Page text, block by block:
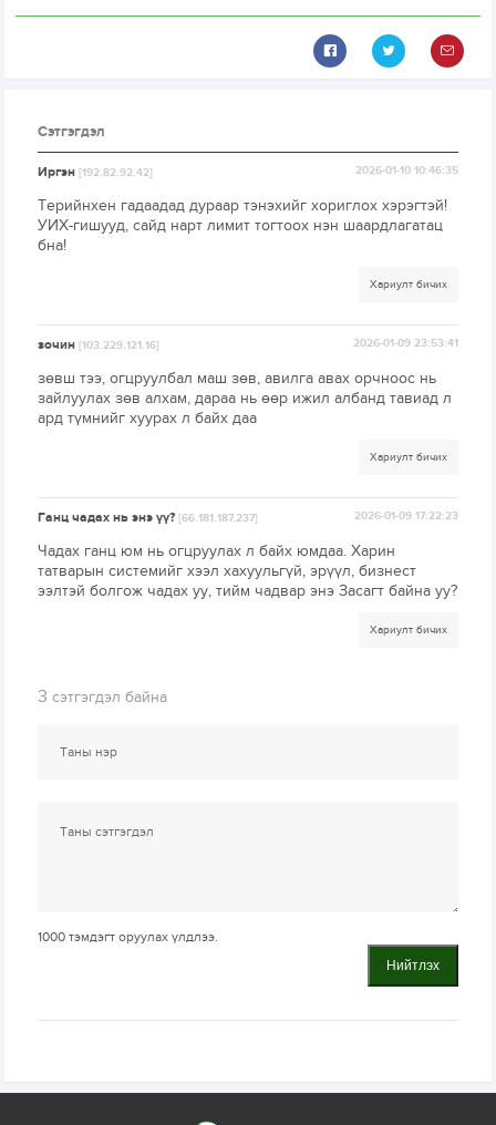
Сэтгэгдэл
Иргэн[192.82.92.42] 2026-01-10 10:46:35
Терийнхен гадаадад дураар тэнэхийг хориглох хэрэгтэй!
УИХ-гишууд, сайд нарт лимит тогтоох нэн шаардлагатац
бна!
Хариулт бичих
зочин[103.229.121.16] 2026-01-09 23:53:41
зөвш тээ, огцруулбал маш зөв, авилга авах орчноос нь
зайлуулах зөв алхам, дараа нь өөр ижил албанд тавиад л
ард түмнийг хуурах л байх даа
Хариулт бичих
Ганц чадах нь энэ үү?[66.181.187.237] 2026-01-09 17:22:23
Чадах ганц юм нь огцруулах л байх юмдаа. Харин
татварын системийг хээл хахуульгүй, эрүүл, бизнест
ээлтэй болгож чадах уу, тийм чадвар энэ Засагт байна уу?
Хариулт бичих
3 сэтгэгдэл байна
1000 тэмдэгт оруулах үлдлээ.
Нийтлэх